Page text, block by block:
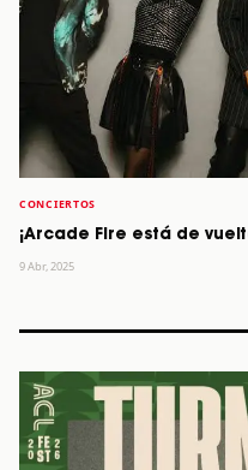
CONCIERTOS
¡Arcade Fire está de
9 Abr, 2025